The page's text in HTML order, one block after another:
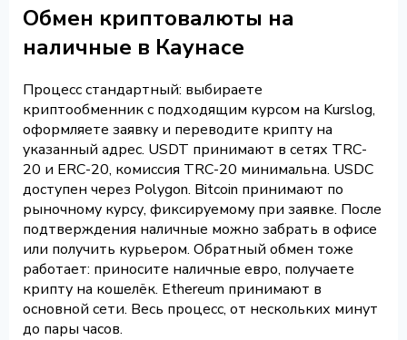
Обмен криптовалюты на
наличные в Каунасе
Процесс стандартный: выбираете
криптообменник с подходящим курсом на Kurslog,
оформляете заявку и переводите крипту на
указанный адрес. USDT принимают в сетях TRC-
20 и ERC-20, комиссия TRC-20 минимальна. USDC
доступен через Polygon. Bitcoin принимают по
рыночному курсу, фиксируемому при заявке. После
подтверждения наличные можно забрать в офисе
или получить курьером. Обратный обмен тоже
работает: приносите наличные евро, получаете
крипту на кошелёк. Ethereum принимают в
основной сети. Весь процесс, от нескольких минут
до пары часов.